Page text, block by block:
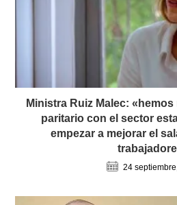
Ministra Ruiz Malec:
paritario con el sector
empezar a mejorar el
24